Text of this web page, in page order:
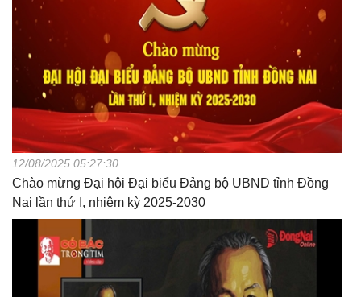
12/08/2025 05:27:30
Chào mừng Đại hội Đại biểu Đảng bộ UBND tỉnh Đồng
Nai lần thứ I, nhiệm kỳ 2025-2030